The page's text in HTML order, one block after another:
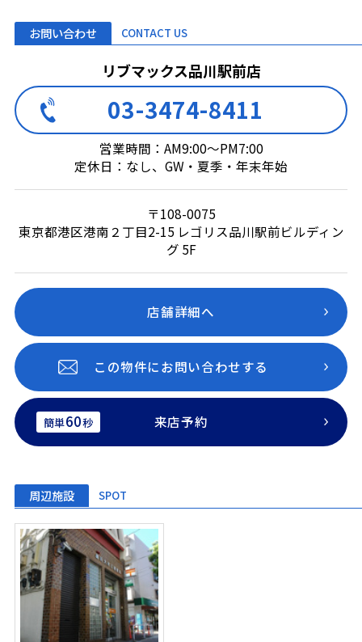
お問い合わせ CONTACT US
リブマックス品川駅前店
03-3474-8411
営業時間：AM9:00～PM7:00
定休日：なし、GW・夏季・年末年始
〒108-0075
東京都港区港南２丁目2-15 レゴリス品川駅前ビルディン
グ 5F
店舗詳細へ
この物件にお問い合わせする
簡単60秒 来店予約
周辺施設 SPOT